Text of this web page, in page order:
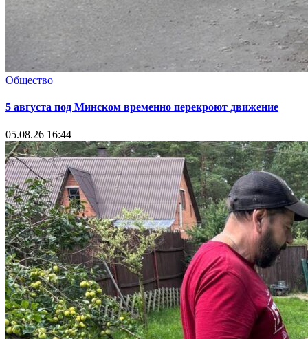
Общество
5 августа под Минском временно перекроют движение
05.08.26 16:44